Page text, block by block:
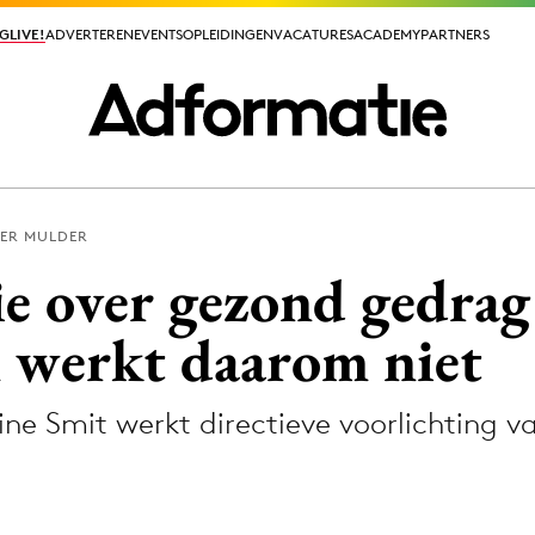
ADVERTERENEVENTSOPLEIDINGENVACATURESACADEMYPARTNERS
ADVERTERENEVENTSOPLEIDINGENVACATURESACADEMYPARTNERS
Media
MULDER
over gezond
daarom niet
Smit werkt directieve voorlichting